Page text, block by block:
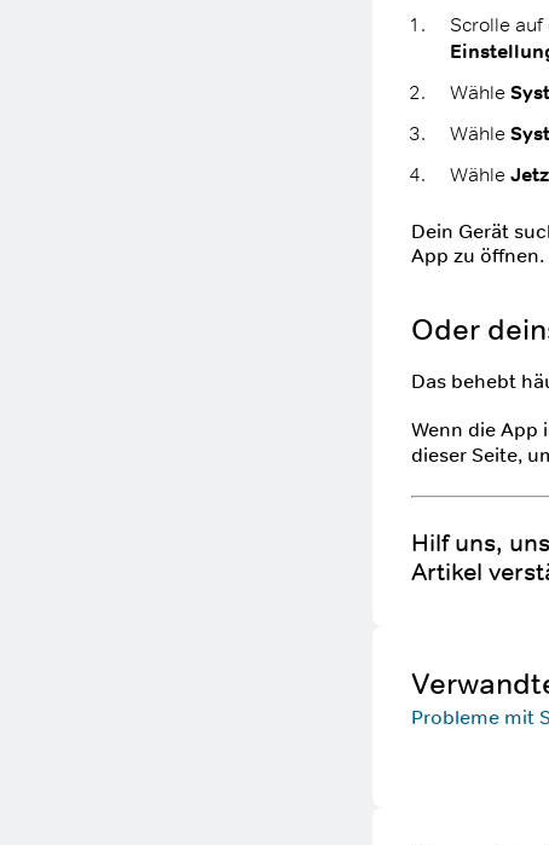
Scrolle
Wähle
Wähle
Wähle
Dein Gerät
App zu öffnen.
Oder
Das behebt
Wenn die
dieser Seite,
Hilf uns,
Artikel
Probleme mit